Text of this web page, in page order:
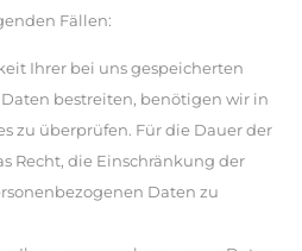
Fällen:
Ihrer bei uns gespeicherten
bestreiten, benötigen wir in
zu überprüfen. Für die Dauer der
Recht, die Einschränkung der
Daten zu